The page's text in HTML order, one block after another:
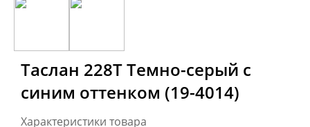
Таслан 228Т Темно-серый с
синим оттенком (19-4014)
Характеристики товара